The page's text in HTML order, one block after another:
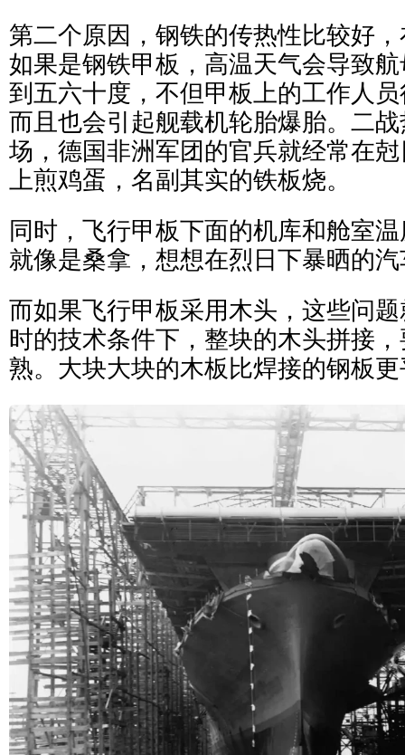
第二个原因，钢铁的传热性比较好
如果是钢铁甲板，高温天气会导致
到五六十度，不但甲板上的工作人
而且也会引起舰载机轮胎爆胎。二
场，德国非洲军团的官兵就经常在
上煎鸡蛋，名副其实的铁板烧。
同时，飞行甲板下面的机库和舱室
就像是桑拿，想想在烈日下暴晒的
而如果飞行甲板采用木头，这些问
时的技术条件下，整块的木头拼接
熟。大块大块的木板比焊接的钢板